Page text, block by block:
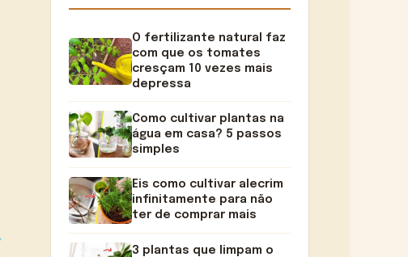
O fertilizante natural faz
com que os tomates
cresçam 10 vezes mais
depressa
Como cultivar plantas na
água em casa? 5 passos
simples
Eis como cultivar alecrim
infinitamente para não
ter de comprar mais
3 plantas que limpam o